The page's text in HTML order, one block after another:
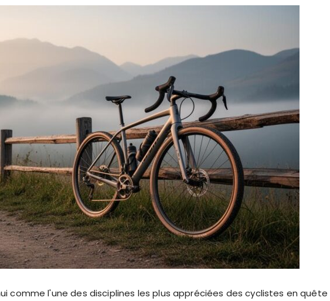
comme l'une des disciplines les plus appréciées des cyclistes en quête